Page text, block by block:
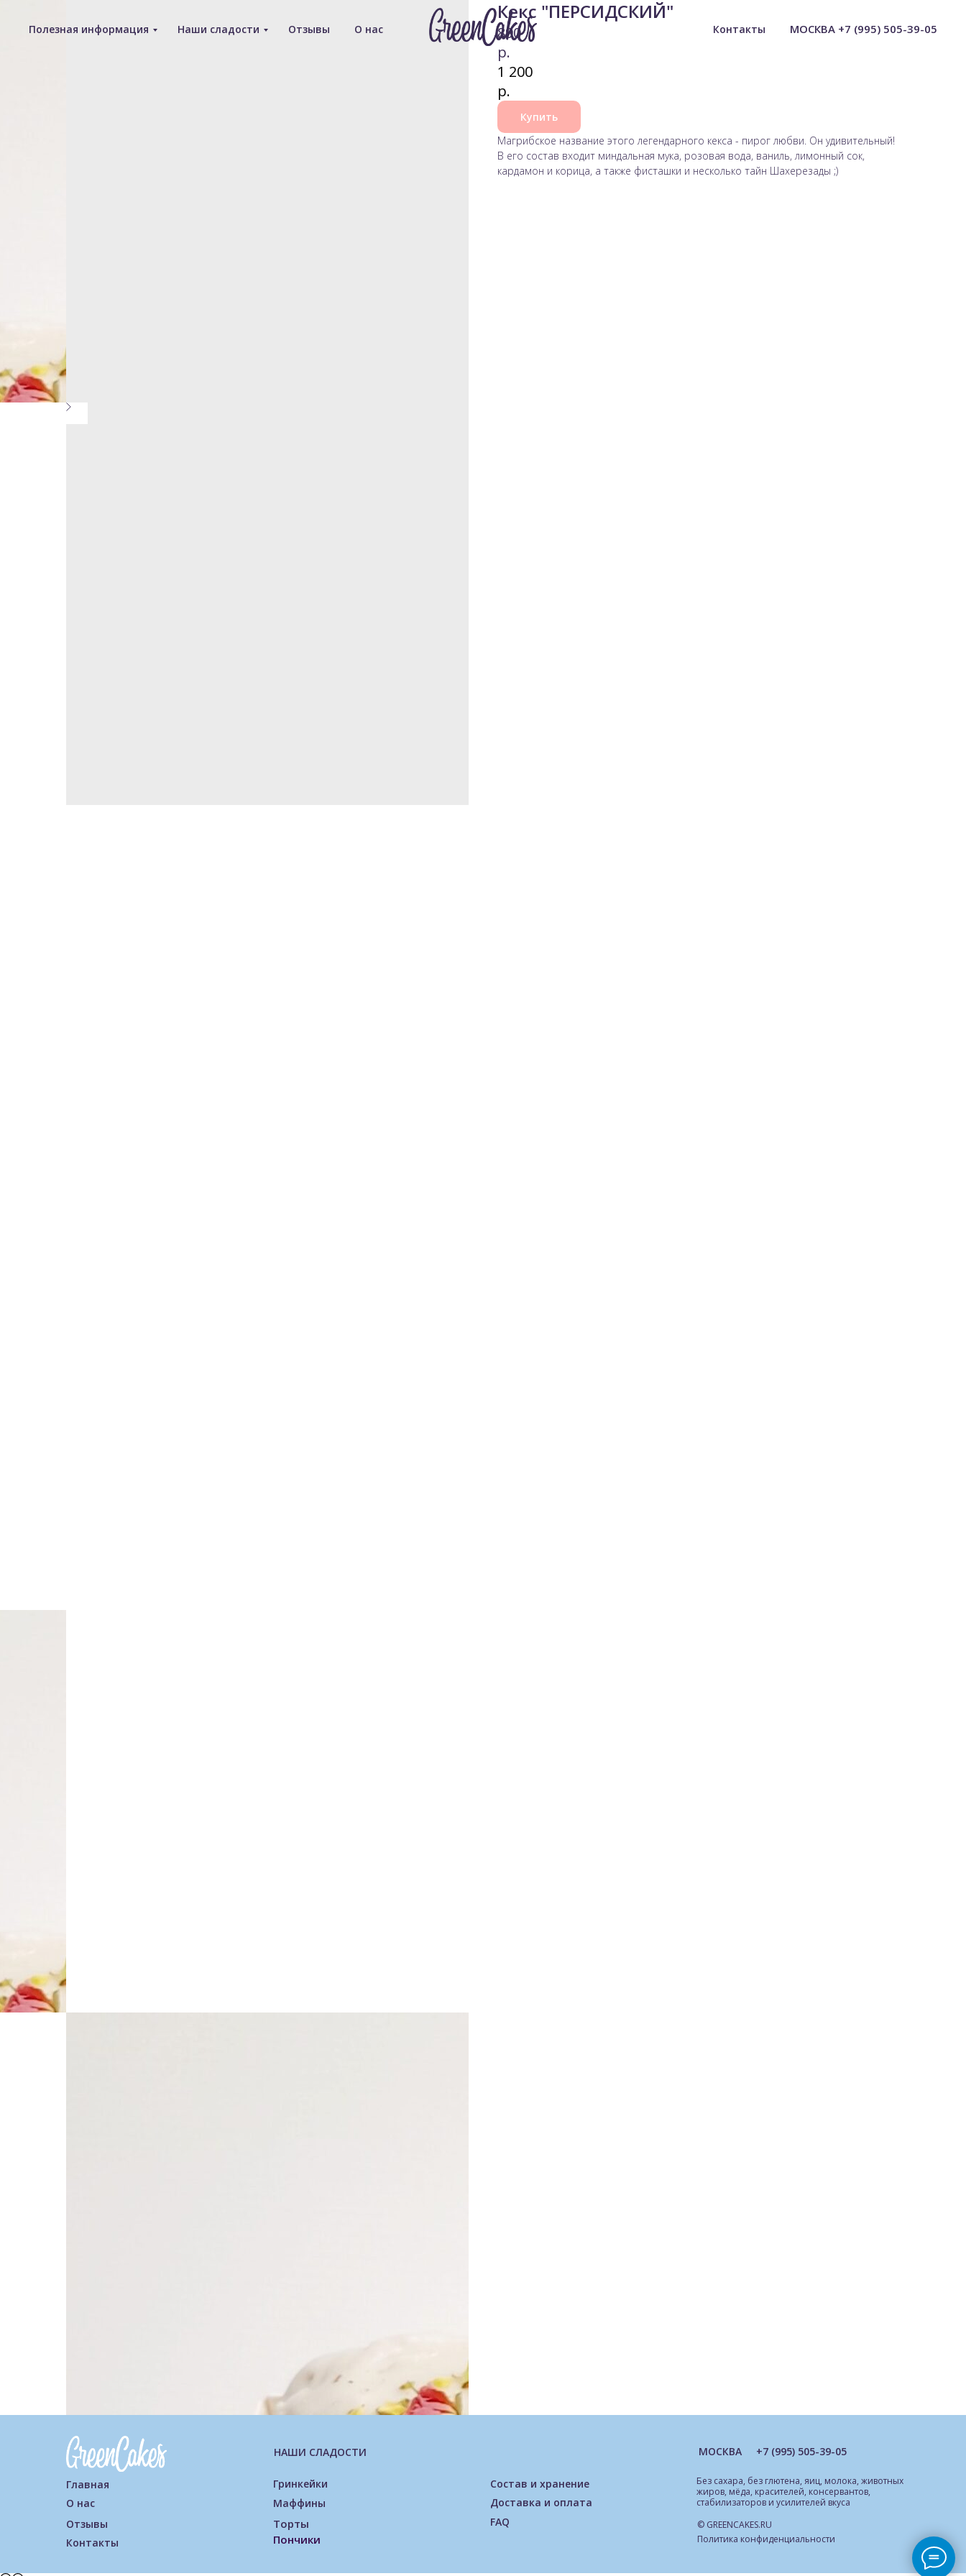
Полезная информация Наши сладости Отзывы О нас Контакты МОСКВА +7 (995) 505-39-05
Кекс "ПЕРСИДСКИЙ"
890
р.
1 200
р.
Купить
Магрибское название этого легендарного кекса - пирог любви. Он удивительный!
В его состав входит миндальная мука, розовая вода, ваниль, лимонный сок,
кардамон и корица, а также фисташки и несколько тайн Шахерезады ;)
Главная
О нас
Отзывы
Контакты
Гринкейки
Маффины
Торты
НАШИ СЛАДОСТИ
Состав и хранение
Доставка и оплата
+7 (995) 505-39-05
Без сахара, без глютена, яиц, молока, животных
жиров, мёда, красителей, консервантов,
стабилизаторов и усилителей вкуса
© GREENCAKES.RU
Политика конфиденциальности
FAQ
МОСКВА
Пончики